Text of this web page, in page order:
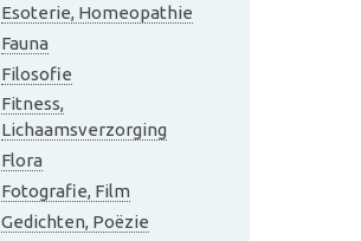
Esoterie, Homeopathie
Fauna
Filosofie
Fitness,
Lichaamsverzorging
Flora
Fotografie, Film
Gedichten, Poëzie